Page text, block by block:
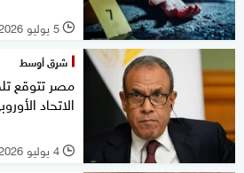
l 5 يوليو 2026
شرق أوسط
الاتحاد
l 4 يوليو 2026